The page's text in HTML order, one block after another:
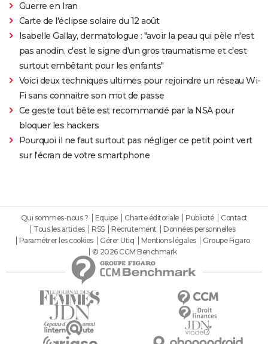
Guerre en Iran
Carte de l'éclipse solaire du 12 août
Isabelle Gallay, dermatologue : "avoir la peau qui pèle n'est
pas anodin, c'est le signe d'un gros traumatisme et c'est
surtout embêtant pour les enfants"
Voici deux techniques ultimes pour rejoindre un réseau Wi-
Fi sans connaitre son mot de passe
Ce geste tout bête est recommandé par la NSA pour
bloquer les hackers
Pourquoi il ne faut surtout pas négliger ce petit point vert
sur l'écran de votre smartphone
Qui sommes-nous ? Equipe Charte éditoriale Publicité
Contact
Tous les articles
RSS Recrutement
Données personnelles
Paramétrer les cookies
Gérer Utiq Mentions légales
Groupe Figaro
© 2026 CCM Benchmark